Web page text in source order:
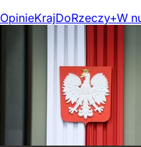
OpinieKrajDoRzeczy+W